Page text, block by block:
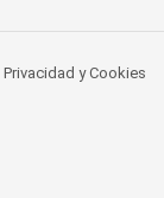
Privacidad y Cookies